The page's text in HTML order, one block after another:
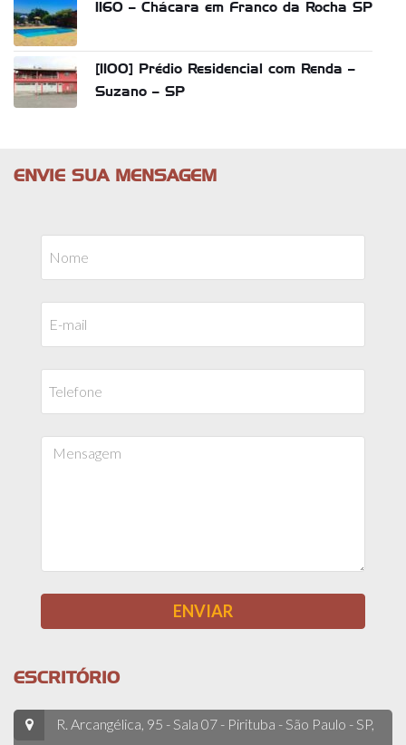
1160 – Chácara em Franco da Rocha SP
[1100] Prédio Residencial com Renda –
Suzano – SP
ENVIE SUA MENSAGEM
ESCRITÓRIO
R. Arcangélica, 95 - Sala 07 - Pirituba - São Paulo - SP,